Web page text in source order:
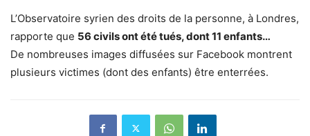
L’Observatoire syrien des droits de la personne, à Londres,
rapporte que 56 civils ont été tués, dont 11 enfants…
De nombreuses images diffusées sur Facebook montrent
plusieurs victimes (dont des enfants) être enterrées.